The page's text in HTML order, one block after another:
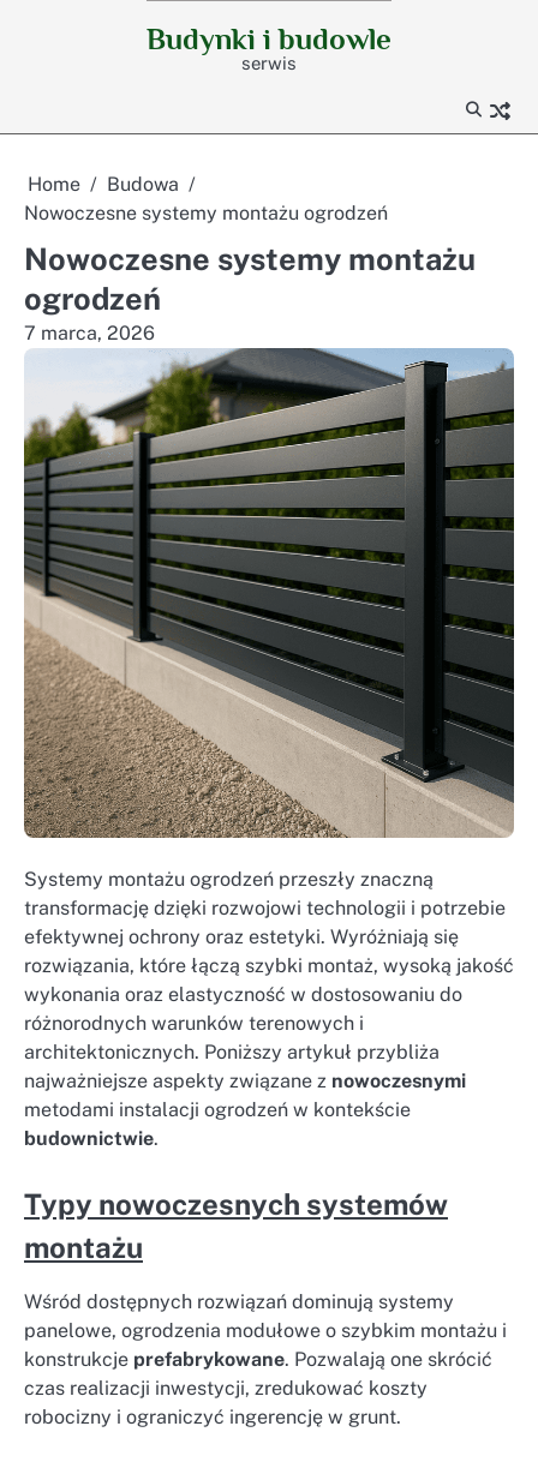
Budynki i budowle
serwis
Home
Budowa
Nowoczesne systemy montażu ogrodzeń
Nowoczesne systemy montażu
ogrodzeń
7 marca, 2026
Systemy montażu ogrodzeń przeszły znaczną
transformację dzięki rozwojowi technologii i potrzebie
efektywnej ochrony oraz estetyki. Wyróżniają się
rozwiązania, które łączą szybki montaż, wysoką jakość
wykonania oraz elastyczność w dostosowaniu do
różnorodnych warunków terenowych i
architektonicznych. Poniższy artykuł przybliża
najważniejsze aspekty związane z nowoczesnymi
metodami instalacji ogrodzeń w kontekście
budownictwie.
Typy nowoczesnych systemów
montażu
Wśród dostępnych rozwiązań dominują systemy
panelowe, ogrodzenia modułowe o szybkim montażu i
konstrukcje prefabrykowane. Pozwalają one skrócić
czas realizacji inwestycji, zredukować koszty
robocizny i ograniczyć ingerencję w grunt.